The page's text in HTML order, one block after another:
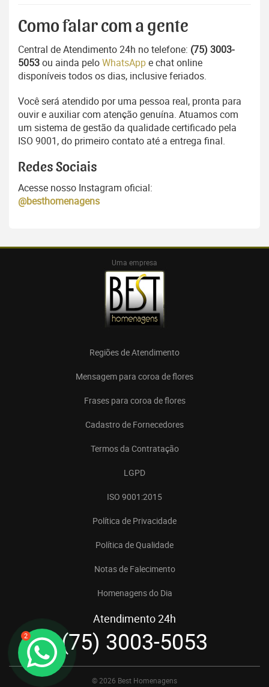
2
Como falar com a gente
Central de Atendimento 24h no telefone: (75) 3003-
5053ou ainda peloWhatsAppe chat online
disponíveis todos os dias, inclusive feriados.
Você será atendido por uma pessoa real, pronta para
ouvir e auxiliar com atenção genuína. Atuamos com
um sistema de gestão da qualidade certificado pela
ISO 9001, do primeiro contato até a entrega final.
Redes Sociais
Acesse nosso Instagram oficial:
@besthomenagens
Uma empresa
Regiões de Atendimento
Mensagem para coroa de flores
Frases para coroa de flores
Cadastro de Fornecedores
Termos da Contratação
LGPD
ISO 9001:2015
Política de Privacidade
Política de Qualidade
Notas de Falecimento
Homenagens do Dia
Atendimento 24h
(75) 3003-5053
© 2026 Best Homenagens